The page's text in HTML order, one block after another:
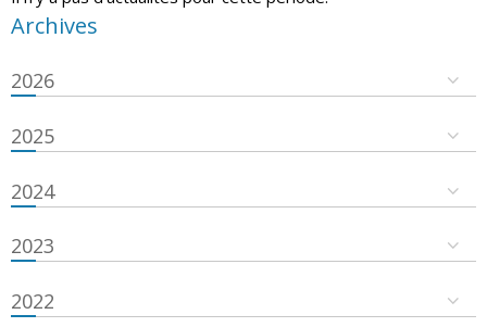
Archives
2026
2025
2024
2023
2022